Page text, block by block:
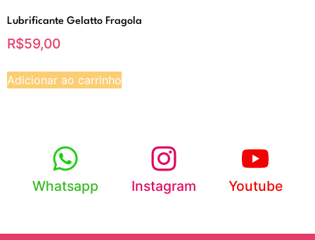
Lubrificante Gelatto Fragola
R$59,00
Adicionar ao carrinho
Whatsapp Instagram Youtube